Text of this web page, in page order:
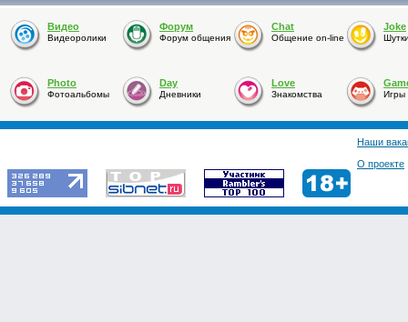
Видео
Видеоролики
Форум
Форум общения
Chat
Общение on-line
Joke
Photo
Фотоальбомы
Day
Дневники
Love
Знакомства Игры
Наши
О проекте